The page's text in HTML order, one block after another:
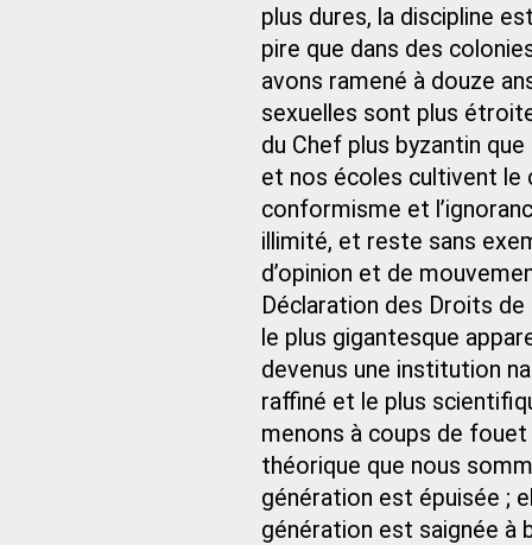
plus dures, la discipline
pire que dans des
avons ramené à douze
sexuelles sont plus
du Chef plus byzantin
et nos écoles cultivent le
conformisme et
illimité, et reste sans
d’opinion et de
Déclaration des Droits de
le plus gigantesque
devenus une institution
raffiné et le plus
menons à coups de
théorique que nous
génération est épuisée ;
génération est saignée à